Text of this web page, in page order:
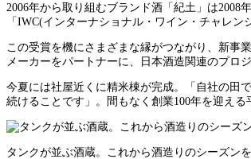
2006年から取り組むブランド酒「紀土」は
「IWC(インターナショナル・ワイン・チャレ
この受賞を機にさまざまな縁がつながり、新事
メーカーをパートナーに、日本酒造関連のプロ
今夏には社屋近くに精米棟が完成。「自社の田
続けることです」。間もなく創業100年を迎え
タンクが並ぶ酒蔵。これから酒造りのシーズン